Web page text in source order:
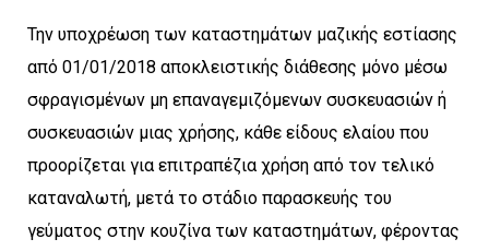
Την υποχρέωση των καταστημάτων μαζικής εστίασης
από 01/01/2018 αποκλειστικής διάθεσης μόνο μέσω
σφραγισμένων μη επαναγεμιζόμενων συσκευασιών ή
συσκευασιών μιας χρήσης, κάθε είδους ελαίου που
προορίζεται για επιτραπέζια χρήση από τον τελικό
καταναλωτή, μετά το στάδιο παρασκευής του
γεύματος στην κουζίνα των καταστημάτων, φέροντας